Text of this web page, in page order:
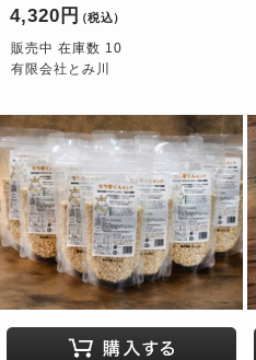
4,320円 （税込）
販売中 在庫数 10
有限会社とみ川